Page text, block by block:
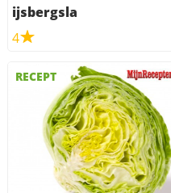
ijsbergsla
4
RECEPT